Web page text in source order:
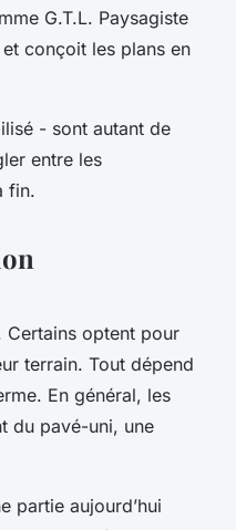
G.T.L. Paysagiste
conçoit les plans en
- sont autant de
entre les
fin.
Certains optent pour
terrain. Tout dépend
En général, les
du pavé-uni, une
partie aujourd’hui